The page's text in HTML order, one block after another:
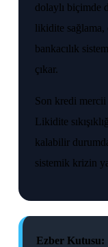
dolaylı biçimde
likidite sağlama,
bankacılık
çıkar.
Son kredi
Likidite
kalabilir
sistemik krizin
Ezber Kutusu: